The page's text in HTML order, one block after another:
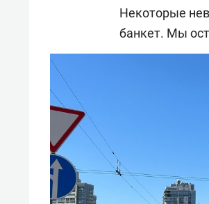
Некоторые
банкет. Мы